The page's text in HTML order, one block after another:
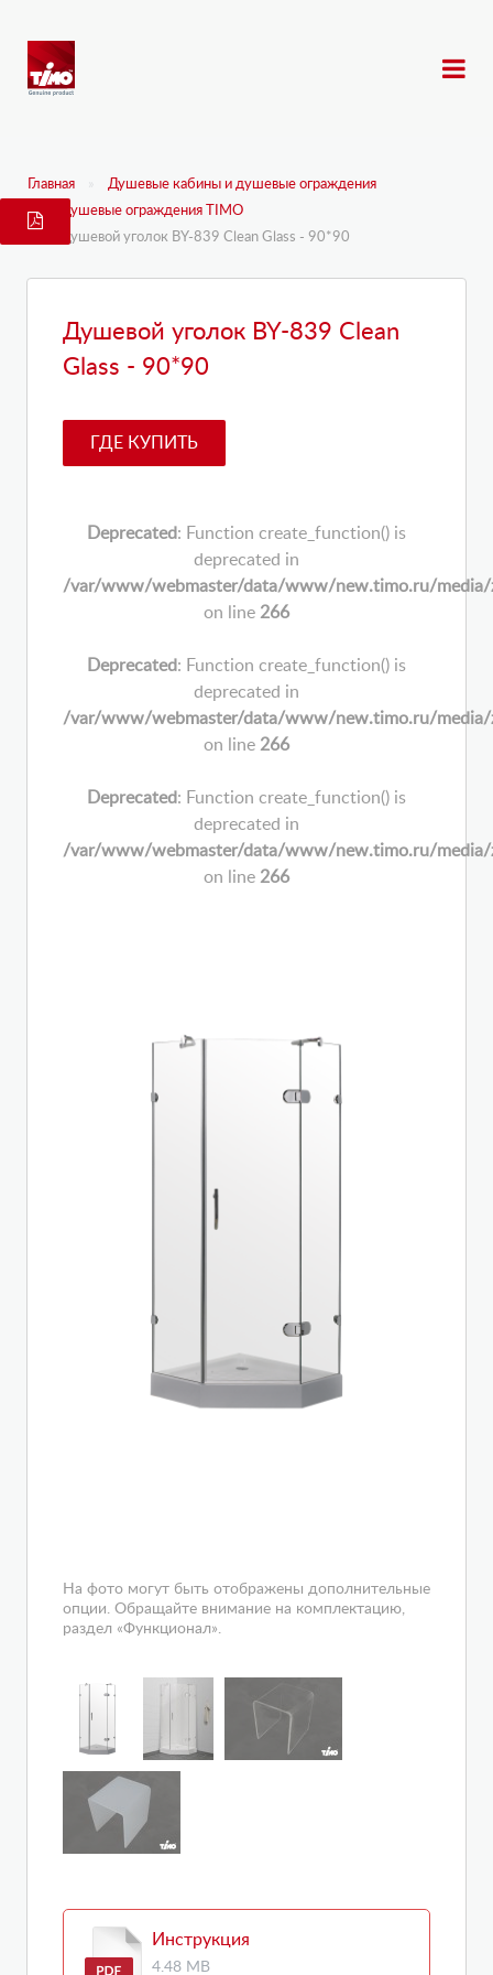
Главная
Душевые кабины и душевые ограждения
Душевые ограждения TIMO
Душевой уголок BY-839 Clean Glass - 90*90
Душевой уголок BY-839 Clean
Glass - 90*90
ГДЕ КУПИТЬ
Deprecated: Function create_function() is
deprecated in
/var/www/webmaster/data/www/new.timo.ru/media/
on line 266
Deprecated: Function create_function() is
deprecated in
/var/www/webmaster/data/www/new.timo.ru/media/
on line 266
Deprecated: Function create_function() is
deprecated in
/var/www/webmaster/data/www/new.timo.ru/media/
on line 266
На фото могут быть отображены дополнительные
опции. Обращайте внимание на комплектацию,
раздел «Функционал».
Инструкция
4.48 MB